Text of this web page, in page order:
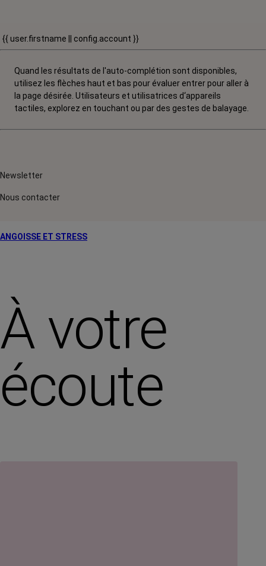
{{ user.firstname || config.account }}
Quand les résultats de l'auto-complétion sont disponibles,
utilisez les flèches haut et bas pour évaluer entrer pour aller à
la page désirée. Utilisateurs et utilisatrices d‘appareils
tactiles, explorez en touchant ou par des gestes de balayage.
Newsletter
Nous contacter
ANGOISSE ET STRESS
À votre
écoute